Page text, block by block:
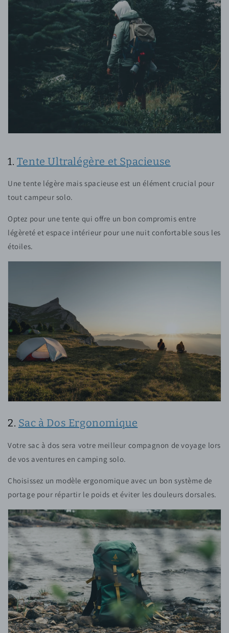
1. Tente Ultralégère et Spacieuse
Une tente légère mais spacieuse est un élément crucial pour
tout campeur solo.
Optez pour une tente qui offre un bon compromis entre
légèreté et espace intérieur pour une nuit confortable sous les
étoiles.
2. Sac à Dos Ergonomique
Votre sac à dos sera votre meilleur compagnon de voyage lors
de vos aventures en camping solo.
Choisissez un modèle ergonomique avec un bon système de
portage pour répartir le poids et éviter les douleurs dorsales.